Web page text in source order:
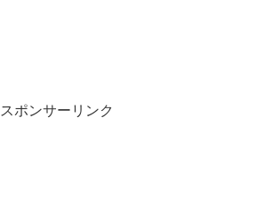
スポンサーリンク